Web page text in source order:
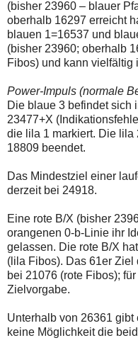
es
zu
einem
späteren
Zeitpunkt
noch
Sollte
das
Problem
weiterbestehen
bitte
ich
um
per
Mail
robbys-
Bis
zur
Lösung
des
Problems
sind
die
auch
auf
der
(bisher 23960 – blauer
oberhalb 16297 erreicht
blauen 1=16537 und
(bisher 23960; oberhalb
Fibos) und kann vielfältig
Power-Impuls (normale
Die blaue 3 befindet sich
23477+X
die lila 1 markiert. Die lila
18809 beendet.
Das Mindestziel einer
derzeit bei 24918.
Eine rote B/X (bisher
orangenen 0-b-Linie ihr
gelassen. Die rote B/X
(lila Fibos). Das 61er
bei 21076 (rote Fibos);
Zielvorgabe.
Unterhalb von 26361 gibt
keine Möglichkeit die